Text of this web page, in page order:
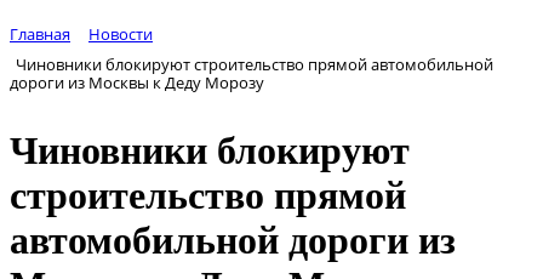
Главная
Новости
Чиновники блокируют строительство прямой автомобильной
дороги из Москвы к Деду Морозу
Чиновники блокируют
строительство прямой
автомобильной дороги из